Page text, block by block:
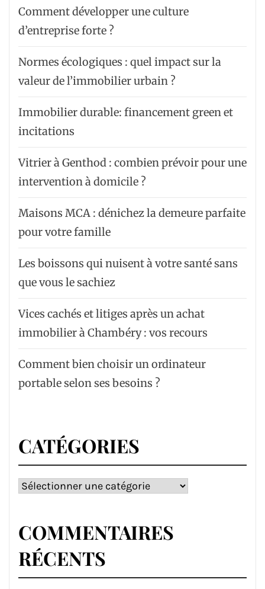
Comment développer une culture
d’entreprise forte ?
Normes écologiques : quel impact sur la
valeur de l’immobilier urbain ?
Immobilier durable: financement green et
incitations
Vitrier à Genthod : combien prévoir pour une
intervention à domicile ?
Maisons MCA : dénichez la demeure parfaite
pour votre famille
Les boissons qui nuisent à votre santé sans
que vous le sachiez
Vices cachés et litiges après un achat
immobilier à Chambéry : vos recours
Comment bien choisir un ordinateur
portable selon ses besoins ?
CATÉGORIES
Catégories
COMMENTAIRES
RÉCENTS